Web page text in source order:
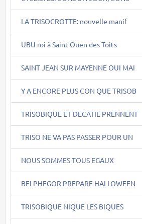
LA TRISOCROTTE: nouvelle manif
UBU roi à Saint Ouen des Toits
SAINT JEAN SUR MAYENNE OUI MAI
Y A ENCORE PLUS CON QUE TRISOB
TRISOBIQUE ET DECATIE PRENNENT
TRISO NE VA PAS PASSER POUR UN
NOUS SOMMES TOUS EGAUX
BELPHEGOR PREPARE HALLOWEEN
TRISOBIQUE NIQUE LES BIQUES